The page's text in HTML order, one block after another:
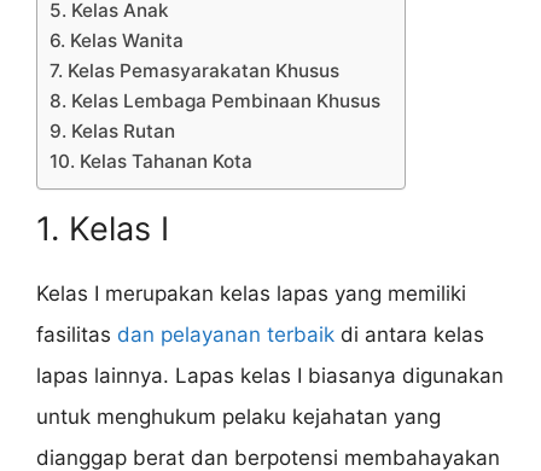
5. Kelas Anak
6. Kelas Wanita
7. Kelas Pemasyarakatan Khusus
8. Kelas Lembaga Pembinaan Khusus
9. Kelas Rutan
10. Kelas Tahanan Kota
1. Kelas I
Kelas I merupakan kelas lapas yang memiliki
fasilitas dan pelayanan terbaik di antara kelas
lapas lainnya. Lapas kelas I biasanya digunakan
untuk menghukum pelaku kejahatan yang
dianggap berat dan berpotensi membahayakan